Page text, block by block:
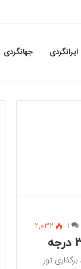
ایرانگردی جهانگردی
1
2,032
تور